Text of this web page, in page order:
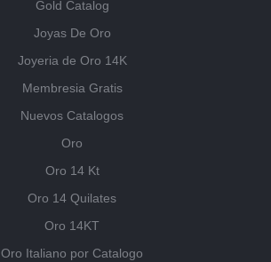
Gold Catalog
Joyas De Oro
Joyeria de Oro 14K
Membresia Gratis
Nuevos Catalogos
Oro
Oro 14 Kt
Oro 14 Quilates
Oro 14KT
Oro Italiano por Catalogo